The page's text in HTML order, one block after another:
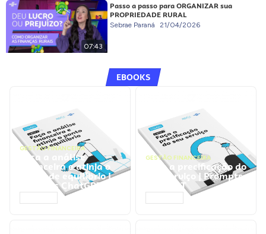
07:43
Passo a passo para ORGANIZAR sua
PROPRIEDADE RURAL
Sebrae Paraná 21/04/2026
EBOOKS
GESTÃO FINANCEIRA
Faça a análise
financeira e atinja o
ponto de equilíbrio |
Prompts ChatGPT
GESTÃO FINANCEIRA
Faça a precificação do
seu serviço | Prompts
ChatGPT